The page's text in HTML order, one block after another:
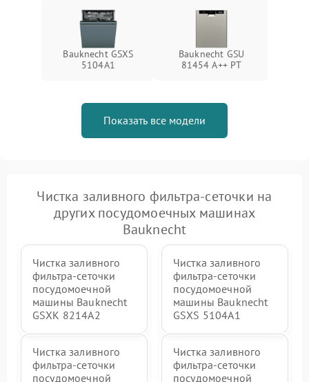
Bauknecht GSXS
5104A1
Bauknecht GSU
81454 A++ PT
Показать все модели
Чистка заливного фильтра-сеточки на
других посудомоечных машинах
Bauknecht
Чистка заливного
фильтра-сеточки
посудомоечной
машины Bauknecht
GSXK 8214A2
Чистка заливного
фильтра-сеточки
посудомоечной
машины Bauknecht
GSXS 5104A1
Чистка заливного
фильтра-сеточки
посудомоечной
Чистка заливного
фильтра-сеточки
посудомоечной